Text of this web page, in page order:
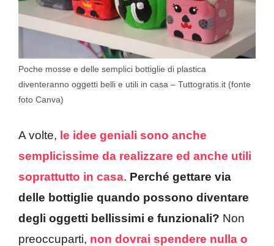
Poche mosse e delle semplici bottiglie di plastica
diventeranno oggetti belli e utili in casa – Tuttogratis.it (fonte
foto Canva)
A volte, le idee geniali sono anche
semplicissime da realizzare ed anche utili
soprattutto in casa. Perché gettare via
delle bottiglie quando possono diventare
degli oggetti bellissimi e funzionali? Non
preoccuparti, non dovrai spendere nulla o